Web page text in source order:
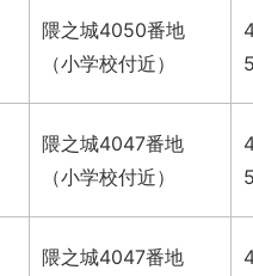
隈之城4050番地
（小学校付近）
5
隈之城4047番地
（小学校付近）
5
隈之城4047番地